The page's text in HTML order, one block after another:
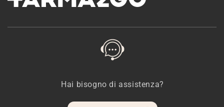
Hai bisogno di assistenza?